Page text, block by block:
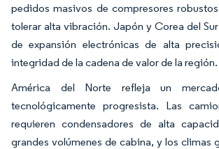
pedidos masivos de compresores
tolerar alta vibración. Japón y Corea del
de expansión electrónicas de alta
integridad de la cadena de valor de la región.
América del Norte refleja un
tecnológicamente progresista. Las
requieren condensadores de alta
grandes volúmenes de cabina, y los climas